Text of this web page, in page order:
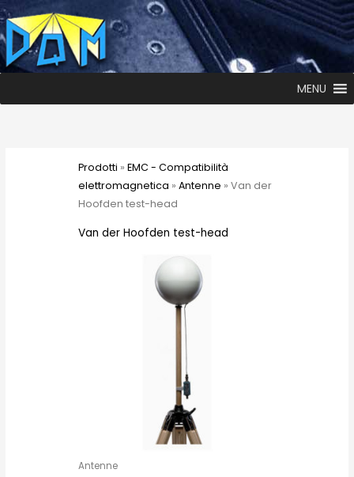
MENU
Prodotti » EMC - Compatibilità
elettromagnetica » Antenne » Van der
Hoofden test-head
Van der Hoofden test-head
Antenne